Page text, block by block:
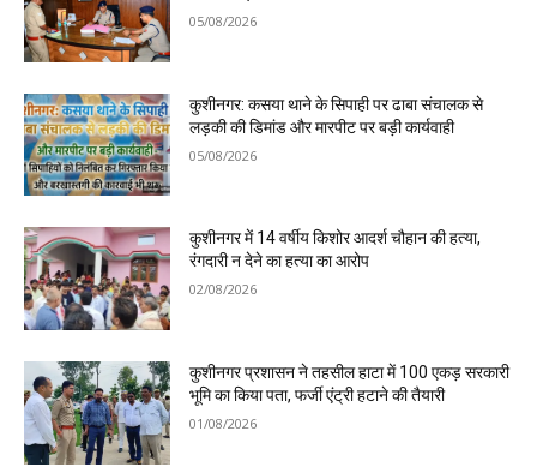
05/08/2026
कुशीनगर: कसया थाने के सिपाही पर ढाबा संचालक से
लड़की की डिमांड और मारपीट पर बड़ी कार्यवाही
05/08/2026
कुशीनगर में 14 वर्षीय किशोर आदर्श चौहान की हत्या,
रंगदारी न देने का हत्या का आरोप
02/08/2026
कुशीनगर प्रशासन ने तहसील हाटा में 100 एकड़ सरकारी
भूमि का किया पता, फर्जी एंट्री हटाने की तैयारी
01/08/2026